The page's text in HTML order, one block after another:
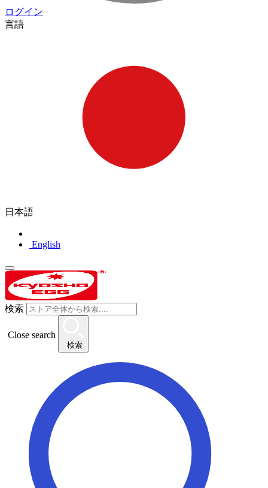
ログイン
言語
日本語
English
検索
Close search
検索